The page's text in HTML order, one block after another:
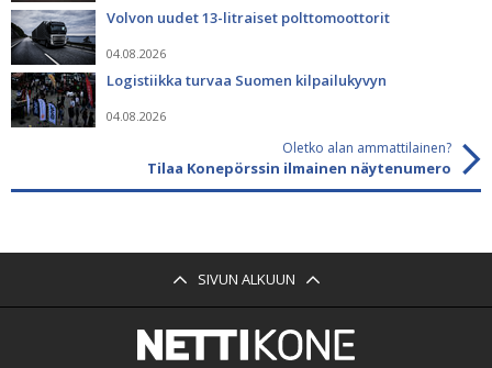
Volvon uudet 13-litraiset polttomoottorit
04.08.2026
Logistiikka turvaa Suomen kilpailukyvyn
04.08.2026
Oletko alan ammattilainen?
Tilaa Konepörssin ilmainen näytenumero
SIVUN ALKUUN